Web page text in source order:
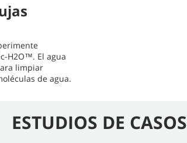
H2O™. El agua
limpiar
de agua.
ESTUDIOS DE CASOS